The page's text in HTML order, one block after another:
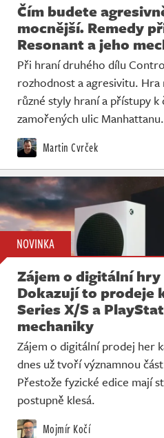
Čím budete
mocnější. Remedy
Resonant a jeho
Při hraní druhého dílu
rozhodnost a agresivitu.
různé styly hraní a přístupy
zamořených ulic Manhattanu.
Martin Cvrček
NOVINKA
Zájem o digitální
Dokazují to prodeje
Series X/S a
mechaniky
Zájem o digitální prodej her
dnes už tvoří významnou
Přestože fyzické edice mají
postupně klesá.
Mojmír Kočí